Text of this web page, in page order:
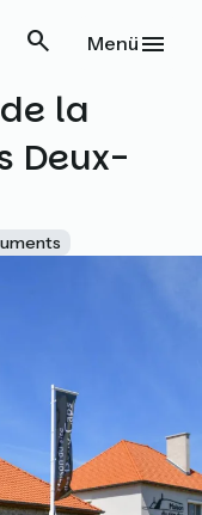
Menü
de la
Deux-